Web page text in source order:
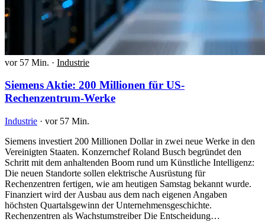
vor 57 Min. · Industrie
Siemens Aktie: 200 Millionen für US-
Rechenzentrum-Werke
Industrie · vor 57 Min.
Siemens investiert 200 Millionen Dollar in zwei neue Werke in den
Vereinigten Staaten. Konzernchef Roland Busch begründet den
Schritt mit dem anhaltenden Boom rund um Künstliche Intelligenz:
Die neuen Standorte sollen elektrische Ausrüstung für
Rechenzentren fertigen, wie am heutigen Samstag bekannt wurde.
Finanziert wird der Ausbau aus dem nach eigenen Angaben
höchsten Quartalsgewinn der Unternehmensgeschichte.
Rechenzentren als Wachstumstreiber Die Entscheidung…